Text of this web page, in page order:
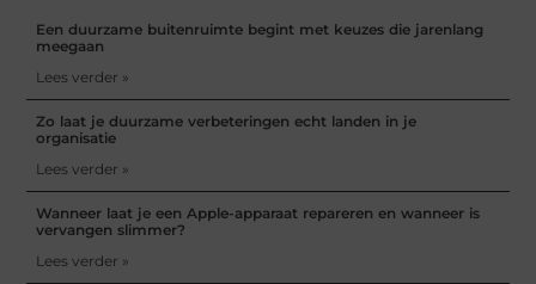
Een duurzame buitenruimte begint met keuzes die jarenlang
meegaan
Lees verder »
Zo laat je duurzame verbeteringen echt landen in je
organisatie
Lees verder »
Wanneer laat je een Apple-apparaat repareren en wanneer is
vervangen slimmer?
Lees verder »